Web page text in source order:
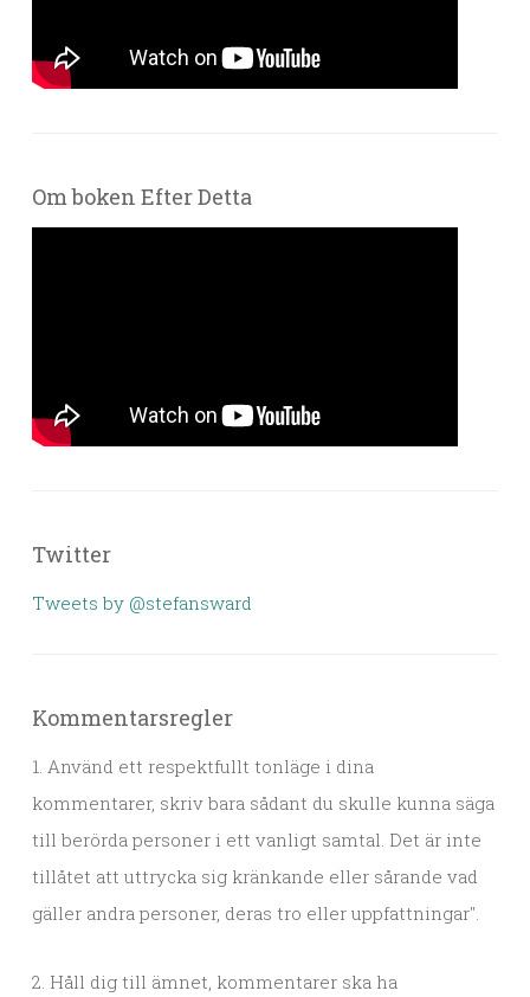
Om boken Efter Detta
Twitter
Tweets by @stefansward
Kommentarsregler
1. Använd ett respektfullt tonläge i dina
kommentarer, skriv bara sådant du skulle kunna säga
till berörda personer i ett vanligt samtal. Det är inte
tillåtet att uttrycka sig kränkande eller sårande vad
gäller andra personer, deras tro eller uppfattningar".
2. Håll dig till ämnet, kommentarer ska ha